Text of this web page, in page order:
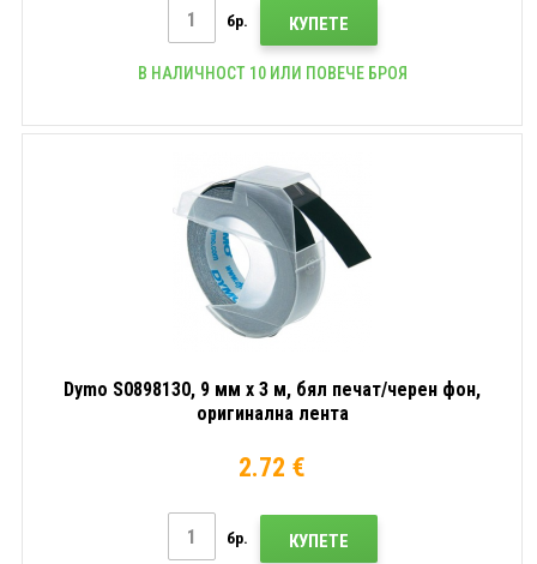
бр. КУПЕТЕ
В НАЛИЧНОСТ 10 ИЛИ ПОВЕЧЕ БРОЯ
Dymo S0898130, 9 мм x 3 м, бял печат/черен фон,
оригинална лента
2.72 €
бр. КУПЕТЕ